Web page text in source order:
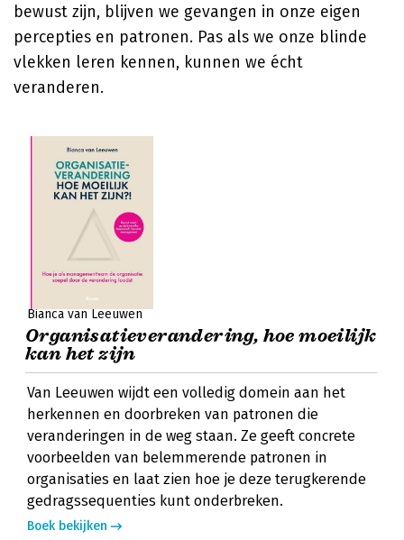
bewust zijn, blijven we gevangen in onze eigen
percepties en patronen. Pas als we onze blinde
vlekken leren kennen, kunnen we écht
veranderen.
Bianca van Leeuwen
Organisatieverandering, hoe moeilijk
kan het zijn
Van Leeuwen wijdt een volledig domein aan het
herkennen en doorbreken van patronen die
veranderingen in de weg staan. Ze geeft concrete
voorbeelden van belemmerende patronen in
organisaties en laat zien hoe je deze terugkerende
gedragssequenties kunt onderbreken.
Boek bekijken